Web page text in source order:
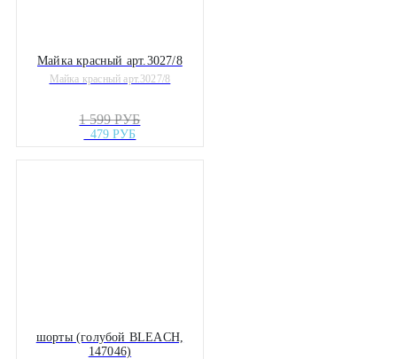
Майка красный арт.3027/8
Майка красный арт.3027/8
1 599 РУБ
479 РУБ
шорты (голубой BLEACH,
147046)